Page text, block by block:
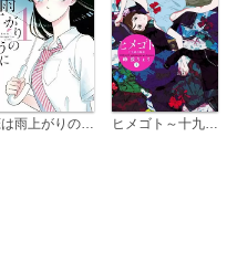
ヒメゴト～十九歳の制服～